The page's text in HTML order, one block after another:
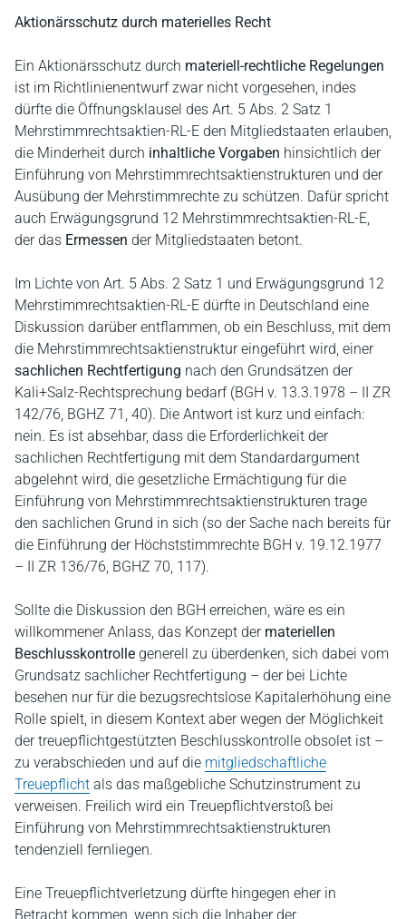
Aktionärsschutz durch materielles Recht
Ein Aktionärsschutz durch materiell-rechtliche Regelungen
ist im Richtlinienentwurf zwar nicht vorgesehen, indes
dürfte die Öffnungsklausel des Art. 5 Abs. 2 Satz 1
Mehrstimmrechtsaktien-RL-E den Mitgliedstaaten erlauben,
die Minderheit durch inhaltliche Vorgaben hinsichtlich der
Einführung von Mehrstimmrechtsaktienstrukturen und der
Ausübung der Mehrstimmrechte zu schützen. Dafür spricht
auch Erwägungsgrund 12 Mehrstimmrechtsaktien-RL-E,
der das Ermessen der Mitgliedstaaten betont.
Im Lichte von Art. 5 Abs. 2 Satz 1 und Erwägungsgrund 12
Mehrstimmrechtsaktien-RL-E dürfte in Deutschland eine
Diskussion darüber entflammen, ob ein Beschluss, mit dem
die Mehrstimmrechtsaktienstruktur eingeführt wird, einer
sachlichen Rechtfertigung nach den Grundsätzen der
Kali+Salz-Rechtsprechung bedarf (BGH v. 13.3.1978 – II ZR
142/76, BGHZ 71, 40). Die Antwort ist kurz und einfach:
nein. Es ist absehbar, dass die Erforderlichkeit der
sachlichen Rechtfertigung mit dem Standardargument
abgelehnt wird, die gesetzliche Ermächtigung für die
Einführung von Mehrstimmrechtsaktienstrukturen trage
den sachlichen Grund in sich (so der Sache nach bereits für
die Einführung der Höchststimmrechte BGH v. 19.12.1977
– II ZR 136/76, BGHZ 70, 117).
Sollte die Diskussion den BGH erreichen, wäre es ein
willkommener Anlass, das Konzept der materiellen
Beschlusskontrolle generell zu überdenken, sich dabei vom
Grundsatz sachlicher Rechtfertigung – der bei Lichte
besehen nur für die bezugsrechtslose Kapitalerhöhung eine
Rolle spielt, in diesem Kontext aber wegen der Möglichkeit
der treuepflichtgestützten Beschlusskontrolle obsolet ist –
zu verabschieden und auf die mitgliedschaftliche
Treuepflicht als das maßgebliche Schutzinstrument zu
verweisen. Freilich wird ein Treuepflichtverstoß bei
Einführung von Mehrstimmrechtsaktienstrukturen
tendenziell fernliegen.
Eine Treuepflichtverletzung dürfte hingegen eher in
Betracht kommen, wenn sich die Inhaber der